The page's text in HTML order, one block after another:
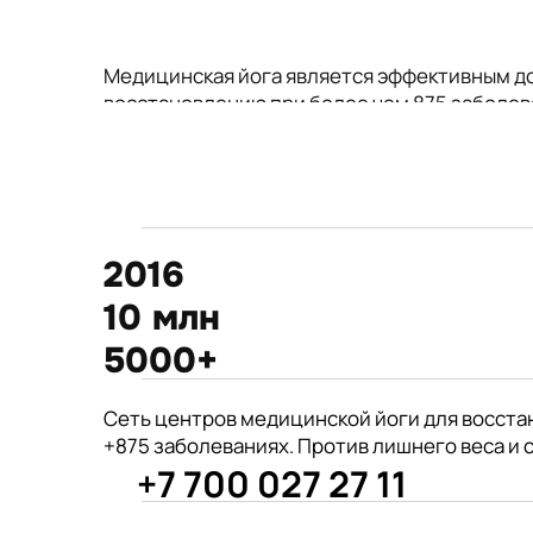
Медицинская йога является эффективным
восстановлению при более чем 875
Международные призеры 2-го
2016
10 млн
5000+
875+
год открытия первого
филиала центра Киран
врачей из 190 стран советуют
Сеть центров медицинской йоги для
+875 заболеваниях. Против лишнего веса и
+7 700 027 27 11